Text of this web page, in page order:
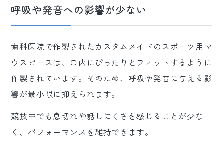
呼吸や発音への影響が少ない
歯科医院で作製されたカスタムメイドのスポーツ用マ
ウスピースは、口内にぴったりとフィットするように
作製されています。そのため、呼吸や発音に与える影
響が最小限に抑えられます。
競技中でも息切れや話しにくさを感じることが少な
く、パフォーマンスを維持できます。